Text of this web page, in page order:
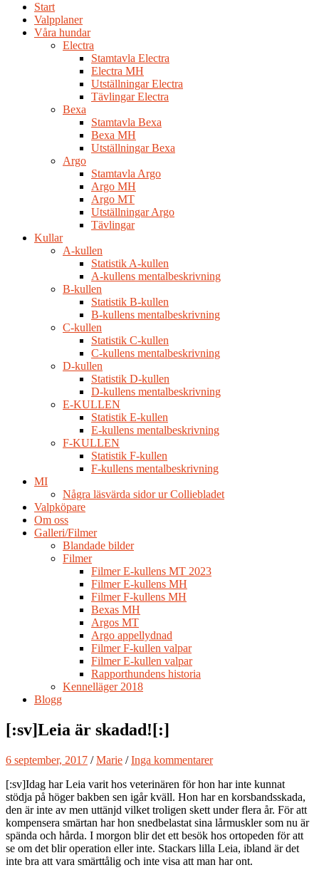
Start
Valpplaner
Våra hundar
Electra
Stamtavla Electra
Electra MH
Utställningar Electra
Tävlingar Electra
Bexa
Stamtavla Bexa
Bexa MH
Utställningar Bexa
Argo
Stamtavla Argo
Argo MH
Argo MT
Utställningar Argo
Tävlingar
Kullar
A-kullen
Statistik A-kullen
A-kullens mentalbeskrivning
B-kullen
Statistik B-kullen
B-kullens mentalbeskrivning
C-kullen
Statistik C-kullen
C-kullens mentalbeskrivning
D-kullen
Statistik D-kullen
D-kullens mentalbeskrivning
E-KULLEN
Statistik E-kullen
E-kullens mentalbeskrivning
F-KULLEN
Statistik F-kullen
F-kullens mentalbeskrivning
MI
Några läsvärda sidor ur Colliebladet
Valpköpare
Om oss
Galleri/Filmer
Blandade bilder
Filmer
Filmer E-kullens MT 2023
Filmer E-kullens MH
Filmer F-kullens MH
Bexas MH
Argos MT
Argo appellydnad
Filmer F-kullen valpar
Filmer E-kullen valpar
Rapporthundens historia
Kennelläger 2018
Blogg
[:sv]Leia är skadad![:]
6 september, 2017 /Marie /Inga kommentarer
[:sv]Idag har Leia varit hos veterinären för hon har inte kunnat
stödja på höger bakben sen igår kväll. Hon har en korsbandsskada,
den är inte av men uttänjd vilket troligen skett under flera år. För att
kompensera smärtan har hon snedbelastat sina lårmuskler som nu är
spända och hårda. I morgon blir det ett besök hos ortopeden för att
se om det blir operation eller inte. Stackars lilla Leia, ibland är det
inte bra att vara smärttålig och inte visa att man har ont.